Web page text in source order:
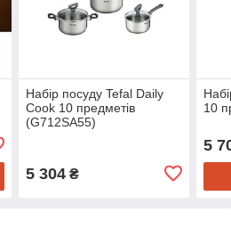
Набір посуду Tefal Daily
Cook 10 предметів
(G712SA55)
5 304₴
10
5